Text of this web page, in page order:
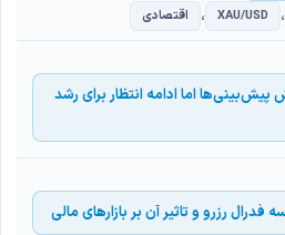
، XAU/USD ، اقتصادی
طلای ۲۰۲۶؛ کاهش پیش‌بینی‌ها اما ادامه انتظار برای رشد
رزرو و تاثیر آن بر بازارهای مالی